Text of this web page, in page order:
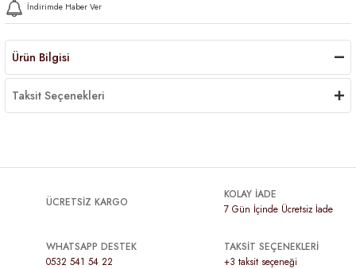
İndirimde Haber Ver
Ürün Bilgisi
Taksit Seçenekleri
ÜCRETSİZ KARGO
KOLAY İADE
7 Gün İçinde Ücretsiz İade
WHATSAPP DESTEK
0532 541 54 22
TAKSİT SEÇENEKLERİ
+3 taksit seçeneği